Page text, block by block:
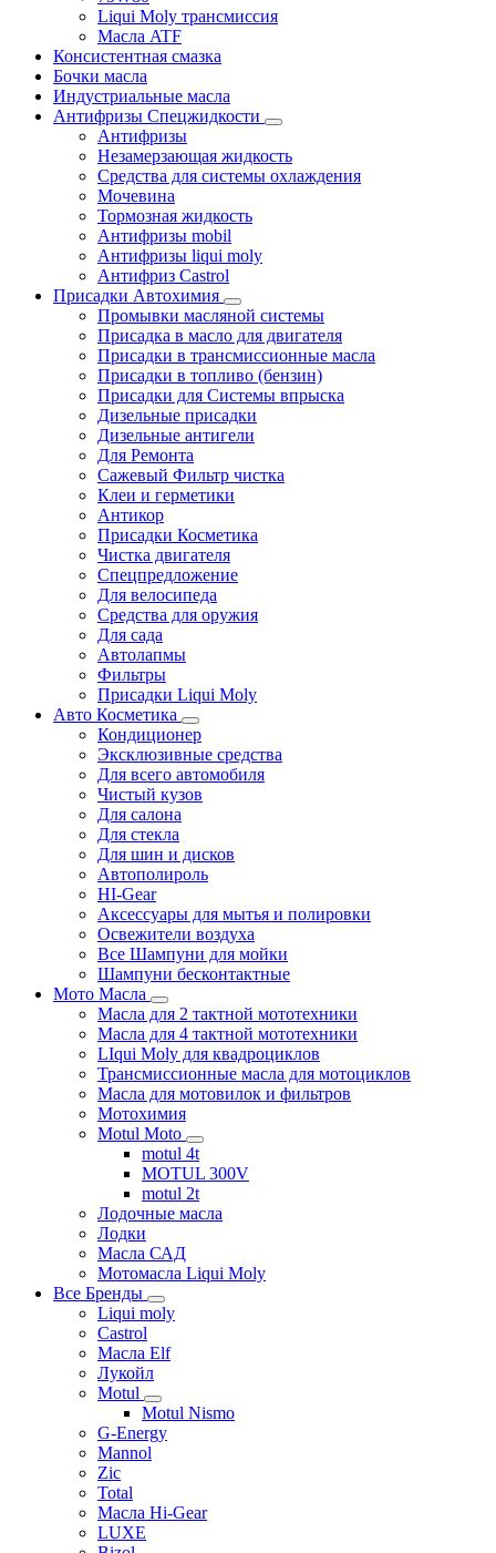
Liqui Moly трансмиссия
Масла ATF
Консистентная смазка
Бочки масла
Индустриальные масла
Антифризы Спецжидкости
Антифризы
Незамерзающая жидкость
Средства для системы охлаждения
Мочевина
Тормозная жидкость
Антифризы mobil
Антифризы liqui moly
Антифриз Castrol
Присадки Автохимия
Промывки масляной системы
Присадка в масло для двигателя
Присадки в трансмиссионные масла
Присадки в топливо (бензин)
Присадки для Системы впрыска
Дизельные присадки
Дизельные антигели
Для Ремонта
Сажевый Фильтр чистка
Клеи и герметики
Антикор
Присадки Косметика
Чистка двигателя
Спецпредложение
Для велосипеда
Средства для оружия
Для сада
Автолапмы
Фильтры
Присадки Liqui Moly
Авто Косметика
Кондиционер
Эксклюзивные средства
Для всего автомобиля
Чистый кузов
Для салона
Для стекла
Для шин и дисков
Автополироль
HI-Gear
Аксессуары для мытья и полировки
Освежители воздуха
Все Шампуни для мойки
Шампуни бесконтактные
Мото Масла
Масла для 2 тактной мототехники
Масла для 4 тактной мототехники
LIqui Moly для квадроциклов
Трансмиссионные масла для мотоциклов
Масла для мотовилок и фильтров
Мотохимия
Motul Moto
motul 4t
MOTUL 300V
motul 2t
Лодочные масла
Лодки
Масла САД
Мотомасла Liqui Moly
Все Бренды
Liqui moly
Castrol
Масла Elf
Лукойл
Motul
Motul Nismo
G-Energy
Mannol
Zic
Total
Масла Hi-Gear
LUXE